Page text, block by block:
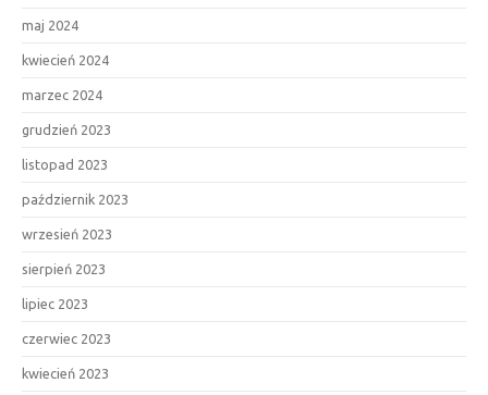
maj 2024
kwiecień 2024
marzec 2024
grudzień 2023
listopad 2023
październik 2023
wrzesień 2023
sierpień 2023
lipiec 2023
czerwiec 2023
kwiecień 2023